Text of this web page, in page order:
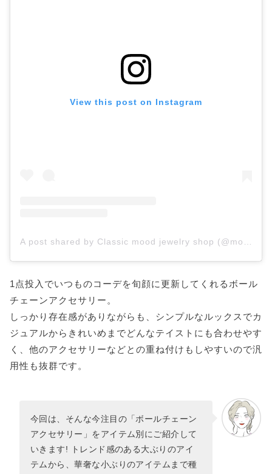
View this post on Instagram
1点投入でいつものコーデを旬顔に更新してくれるボール
チェーンアクセサリー。
しっかり存在感がありながらも、シンプルなルックスでカ
ジュアルからきれいめまでどんなテイストにも合わせやす
く、他のアクセサリーなどとの重ね付けもしやすいので汎
用性も抜群です。
今回は、そんな今注目の「ボールチェーン
アクセサリー」をアイテム別にご紹介して
いきます! トレンド感のある大ぶりのアイ
テムから、華奢な小ぶりのアイテムまで種